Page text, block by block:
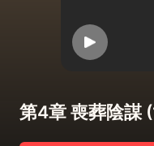
第4章 喪葬陰謀